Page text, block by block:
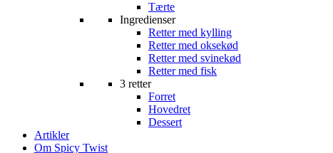
Tærte
Ingredienser
Retter med kylling
Retter med oksekød
Retter med svinekød
Retter med fisk
3 retter
Forret
Hovedret
Dessert
Artikler
Om Spicy Twist